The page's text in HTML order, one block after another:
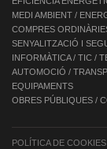
MEDI AMBIENT /
COMPRES
SENYALITZACIÓ I
INFORMÀTICA / TIC /
AUTOMOCIÓ /
EQUIPAMENTS
OBRES PÚBLIQUES /
POLÍTICA DE COOKIES